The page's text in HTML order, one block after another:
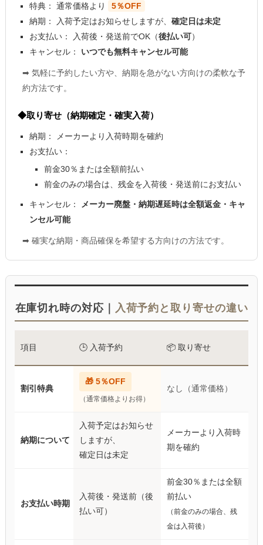
特典： 通常価格より
5％OFF
納期：
入荷予定はお知らせしますが、 確定日は未定
お支払い：
入荷後・発送前でOK（後払い可）
キャンセル：
いつでも無料キャンセル可能
➡ 気軽に予約したい方や、納期を急がない方向けの柔軟な予
約方法です。
◆取り寄せ（納期確定・確実入荷）
納期：
メーカーより入荷時期を確約
お支払い：
前金30％または全額前払い
前金のみの場合は、残金を入荷後・発送前にお支払い
キャンセル：
メーカー廃盤・納期遅延時は全額返金・キャ
ンセル可能
➡ 確実な納期・商品確保を希望する方向けの方法です。
在庫切れ時の対応｜ 入荷予約と取り寄せの違い
項目 🕒 入荷予約 📦 取り寄せ
割引特典
🎁 5％OFF
（通常価格よりお得）
なし（通常価格）
納期について
入荷予定はお知らせ
しますが、
確定日は未定
メーカーより入荷時
期を確約
お支払い時期
入荷後・発送前（後
払い可）
前金30％または全額
前払い
（前金のみの場合、残
金は入荷後）